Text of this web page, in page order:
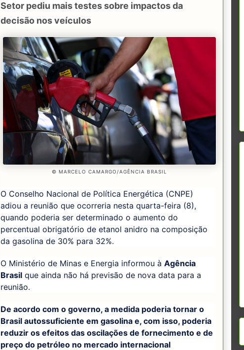
Setor pediu mais testes sobre impactos da
decisão nos veículos
© MARCELO CAMARGO/AGÊNCIA BRASIL
O Conselho Nacional de Política Energética (CNPE)
adiou a reunião que ocorreria nesta quarta-feira (8),
quando poderia ser determinado o aumento do
percentual obrigatório de etanol anidro na composição
da gasolina de 30% para 32%.
O Ministério de Minas e Energia informou à Agência
Brasil que ainda não há previsão de nova data para a
reunião.
De acordo com o governo, a medida poderia tornar o
Brasil autossuficiente em gasolina e, com isso, poderia
reduzir os efeitos das oscilações de fornecimento e de
preço do petróleo no mercado internacional